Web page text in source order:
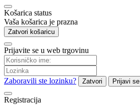
Košarica status
Vaša košarica je prazna
Zatvori košaricu
Prijavite se u web trgovinu
Zaboravili ste lozinku? Zatvori Prijavi se
Registracija